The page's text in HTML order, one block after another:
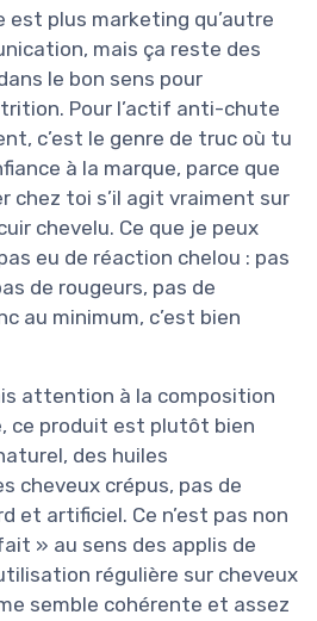
est plus marketing qu’autre
mais ça reste des
le bon sens pour
Pour l’actif anti-chute
c’est le genre de truc où tu
à la marque, parce que
chez toi s’il agit vraiment sur
chevelu. Ce que je peux
eu de réaction chelou : pas
de rougeurs, pas de
au minimum, c’est bien
attention à la composition
ce produit est plutôt bien
des huiles
cheveux crépus, pas de
et artificiel. Ce n’est pas non
» au sens des applis de
régulière sur cheveux
semble cohérente et assez